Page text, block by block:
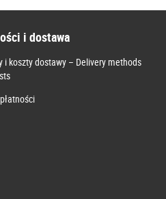
i dostawa
i koszty dostawy – Delivery methods